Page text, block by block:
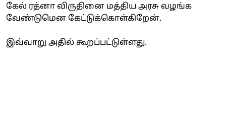
கேல் ரத்னா விருதினை மத்திய அரசு வழங்க
வேண்டுமென கேட்டுக்கொள்கிறேன்.
இவ்வாறு அதில் கூறப்பட்டுள்ளது.